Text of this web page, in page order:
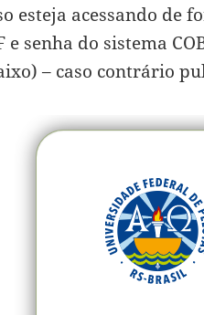
esteja acessando de
e senha do sistema
– caso contrário